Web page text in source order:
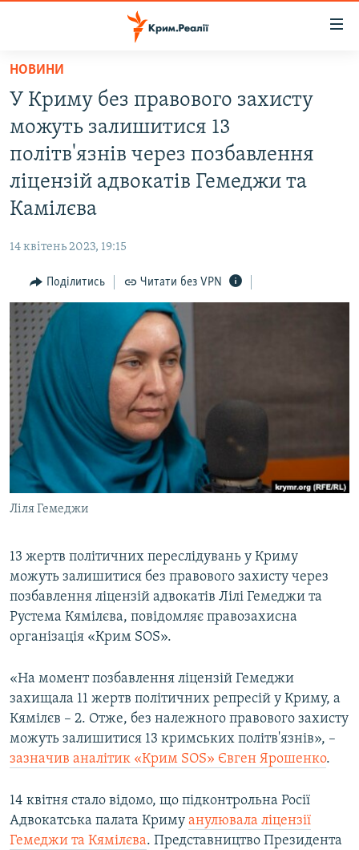
Перейти
основного
матеріалу
Перейти
до
основної
навігації
до
ВОДА.КРИМ
ВІДЕО ТА ФОТО
ПОЛІТИКА
БЛОГИ
ВСЕ ЗА ДЕНЬ
СПЕЦПРОЕКТИ
ДЕПОРТАЦІЯ
ВІДЕОУРОКИ «ELIFBE»
СВІДЧЕННЯ ОКУПАЦІЇ
УКРАЇНСЬКА ПРОБЛЕМА КРИМУ
ІНФОГРАФІКА
ЯК ОБІЙТИ БЛОКУВАННЯ
Русский
Qırımtatar
ДОЛУЧАЙСЯ!
НОВИНИ
У Криму без правового захисту
можуть залишитися 13
політв'язнів через позбавлення
ліцензій адвокатів Гемеджи та
Камілєва
14 квітень 2023, 19:15
Поділитись Читати без VPN
Ліля Гемеджи
13 жертв політичних переслідувань у Криму
можуть залишитися без правового захисту через
позбавлення ліцензій адвокатів Лілі Гемеджи та
Рустема Кямілєва, повідомляє правозахисна
організація «Крим SOS».
«На момент позбавлення ліцензій Гемеджи
захищала 11 жертв політичних репресій у Криму, а
Кямілєв – 2. Отже, без належного правового захисту
можуть залишитися 13 кримських політв'язнів», –
зазначив аналітик «Крим SOS» Євген Ярошенко.
14 квітня стало відомо, що підконтрольна Росії
Адвокатська палата Криму анулювала ліцензії
Гемеджи та Кямілєва. Представництво Президента